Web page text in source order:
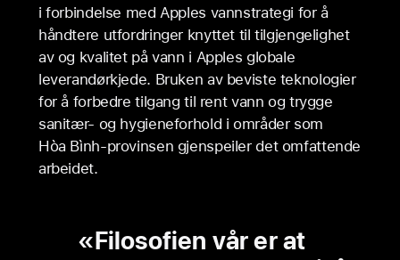
i forbindelse med Apples vannstrategi for å
håndtere utfordringer knyttet til tilgjengelighet
av og kvalitet på vann i Apples globale
leverandørkjede. Bruken av beviste teknologier
for å forbedre tilgang til rent vann og trygge
sanitær- og hygieneforhold i områder som
Hòa Bình-provinsen gjenspeiler det omfattende
arbeidet.
Filosofien vår er at